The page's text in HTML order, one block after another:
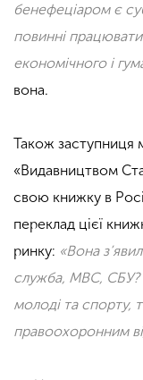
бенефеціаром є
повинні
економічного і
вона.
Також заступниця
«Видавництвом
свою книжку в
переклад цієї
ринку: «Вона
служба, МВС, СБУ?
молоді та спорту,
правоохоронним